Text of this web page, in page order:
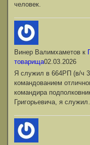
человек.
Винер Валимхаметовк
товарища02.03.2026
Я служил в 664РП (в/ч
командованием
командира
Григорьевича, я